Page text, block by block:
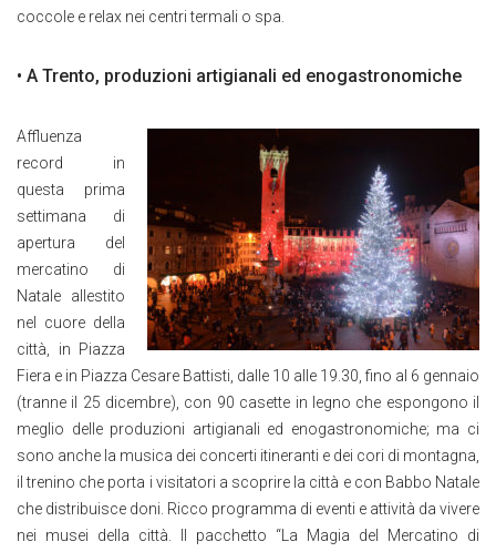
coccole e relax nei centri termali o spa.
• A Trento, produzioni artigianali ed enogastronomiche
Affluenza
record in
questa prima
settimana di
apertura del
mercatino di
Natale allestito
nel cuore della
città, in Piazza
Fiera e in Piazza Cesare Battisti, dalle 10 alle 19.30, fino al 6 gennaio
(tranne il 25 dicembre), con 90 casette in legno che espongono il
meglio delle produzioni artigianali ed enogastronomiche; ma ci
sono anche la musica dei concerti itineranti e dei cori di montagna,
il trenino che porta i visitatori a scoprire la città e con Babbo Natale
che distribuisce doni. Ricco programma di eventi e attività da vivere
nei musei della città. Il pacchetto “La Magia del Mercatino di